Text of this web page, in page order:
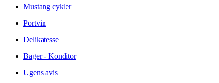
Mustang cykler
Portvin
Delikatesse
Bager - Konditor
Ugens avis